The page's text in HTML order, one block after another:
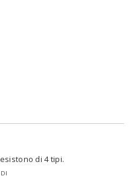
di 4 tipi.